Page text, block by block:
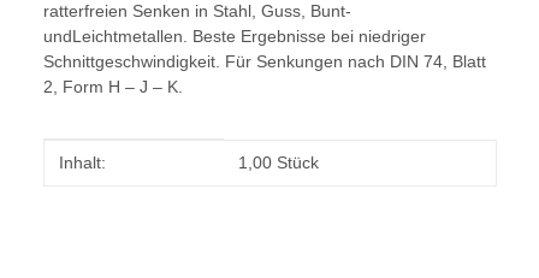
ratterfreien Senken in Stahl, Guss, Bunt-
undLeichtmetallen. Beste Ergebnisse bei niedriger
Schnittgeschwindigkeit. Für Senkungen nach DIN 74, Blatt
2, Form H – J – K.
Produkteigenschaft
Wert
Inhalt: 1,00 Stück